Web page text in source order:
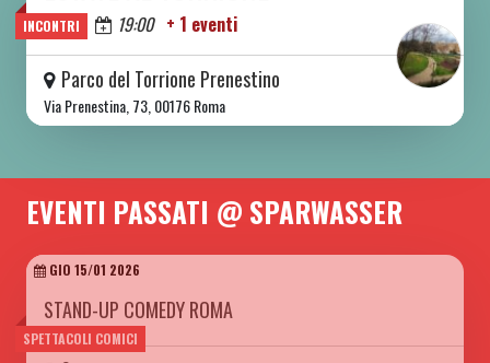
INCONTRI
Oggi 19:00 + 1 eventi
Parco del Torrione Prenestino
Via Prenestina, 73, 00176 Roma
EVENTI PASSATI @ SPARWASSER
SPETTACOLI COMICI
GIO 15/01 2026
STAND-UP COMEDY ROMA